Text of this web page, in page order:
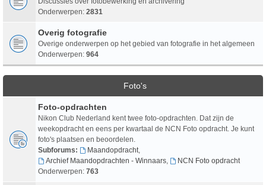
Onderwerpen: 2831
Overig fotografie
Overige onderwerpen op het gebied van fotografie in het algemeen
Onderwerpen: 964
Foto's
Foto-opdrachten
Nikon Club Nederland kent twee foto-opdrachten. Dat zijn de
weekopdracht en eens per kwartaal de NCN Foto opdracht. Je kunt
foto's plaatsen en beoordelen.
Subforums:
Maandopdracht,
Archief Maandopdrachten - Winnaars,
NCN Foto opdracht
Onderwerpen: 763